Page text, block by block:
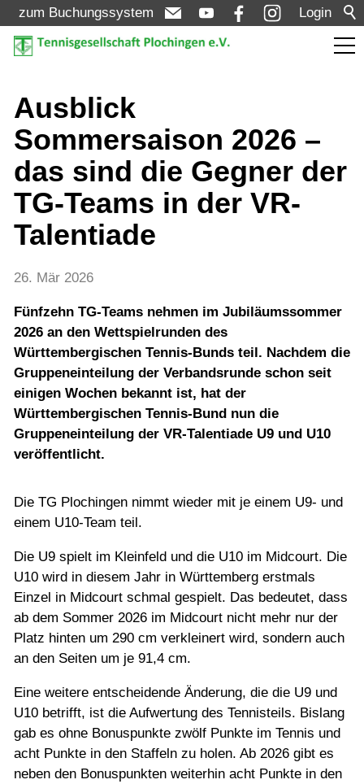
Login
zum Buchungssystem
Aktuelles
Meldungen
Termine
Turniere
Mannschaften
Jugend
Training
Ausblick
Sommersaison 2026 –
das sind die Gegner der
TG-Teams in der VR-
Talentiade
26. Mär 2026
Fünfzehn TG-Teams nehmen im Jubiläumssommer
2026 an den Wettspielrunden des
Württembergischen Tennis-Bunds teil. Nachdem die
Gruppeneinteilung der Verbandsrunde schon seit
einigen Wochen bekannt ist, hat der
Württembergischen Tennis-Bund nun die
Gruppeneinteilung der VR-Talentiade U9 und U10
veröffentlicht.
Die TG Plochingen nimmt wieder mit je einem U9- und
einem U10-Team teil.
Die U9 spielt im Kleinfeld und die U10 im Midcourt. Die
U10 wird in diesem Jahr in Württemberg erstmals
Einzel in Midcourt schmal gespielt. Das bedeutet, dass
ab dem Sommer 2026 im Midcourt nicht mehr nur der
Platz hinten um 290 cm verkleinert wird, sondern auch
an den Seiten um je 91,4 cm.
Eine weitere entscheidende Änderung, die die U9 und
U10 betrifft, ist die Aufwertung des Tennisteils. Bislang
gab es ohne Bonuspunkte zwölf Punkte im Tennis und
acht Punkte in den Staffeln zu holen. Ab 2026 gibt es
neben den Bonuspunkten weiterhin acht Punkte in den